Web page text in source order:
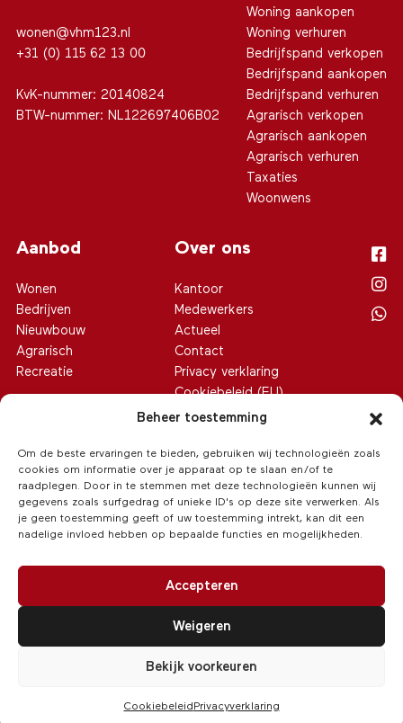
Beheer toestemming
Om de beste ervaringen te bieden, gebruiken wij technologieën zoals
cookies om informatie over je apparaat op te slaan en/of te
raadplegen. Door in te stemmen met deze technologieën kunnen wij
gegevens zoals surfgedrag of unieke ID's op deze site verwerken. Als
je geen toestemming geeft of uw toestemming intrekt, kan dit een
nadelige invloed hebben op bepaalde functies en mogelijkheden.
Accepteren
Weigeren
Bekijk voorkeuren
Cookiebeleid Privacyverklaring
wonen@vhm123.nl
+31 (0) 115 62 13 00
KvK-nummer: 20140824
BTW-nummer: NL122697406B02
Woning aankopen
Woning verhuren
Bedrijfspand verkopen
Bedrijfspand aankopen
Bedrijfspand verhuren
Agrarisch verkopen
Agrarisch aankopen
Agrarisch verhuren
Taxaties
Woonwens
Aanbod
Wonen
Bedrijven
Nieuwbouw
Agrarisch
Recreatie
Over ons
Kantoor
Medewerkers
Actueel
Contact
Privacy verklaring
Cookiebeleid (EU)